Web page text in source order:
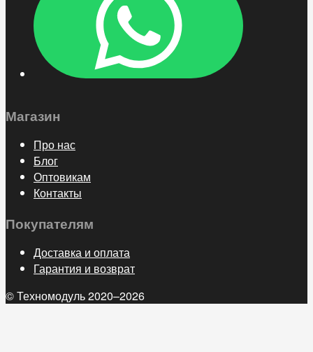
Магазин
Про нас
Блог
Оптовикам
Контакты
Покупателям
Доставка и оплата
Гарантия и возврат
© Техномодуль 2020–2026